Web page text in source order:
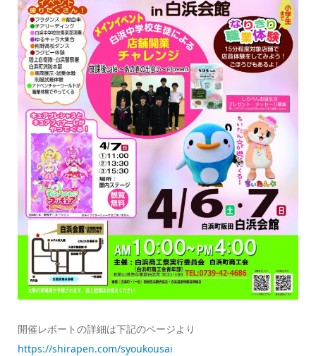
開催レポートの詳細は下記のページより
https://shirapen.com/syoukousai